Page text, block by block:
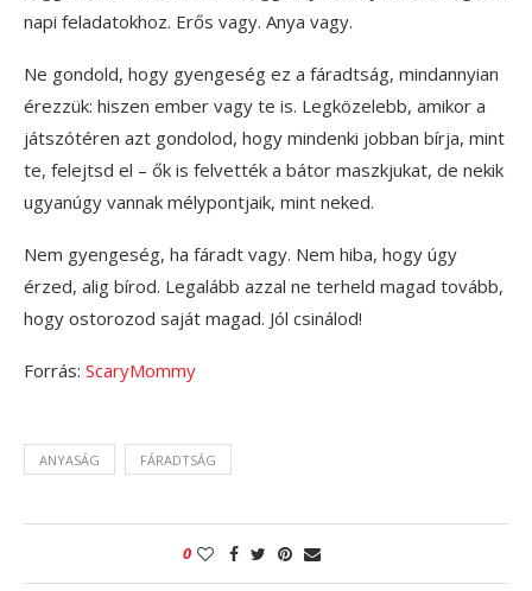
napi feladatokhoz. Erős vagy. Anya vagy.
Ne gondold, hogy gyengeség ez a fáradtság, mindannyian
érezzük: hiszen ember vagy te is. Legközelebb, amikor a
játszótéren azt gondolod, hogy mindenki jobban bírja, mint
te, felejtsd el – ők is felvették a bátor maszkjukat, de nekik
ugyanúgy vannak mélypontjaik, mint neked.
Nem gyengeség, ha fáradt vagy. Nem hiba, hogy úgy
érzed, alig bírod. Legalább azzal ne terheld magad tovább,
hogy ostorozod saját magad. Jól csinálod!
Forrás: ScaryMommy
ANYASÁG FÁRADTSÁG
0